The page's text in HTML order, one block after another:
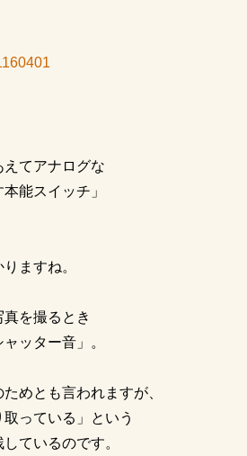
えてアナログな
能スイッチ」
ますね。
を撮るとき
ッター音」。
めとも言われますが、
っている」という
ているのです。